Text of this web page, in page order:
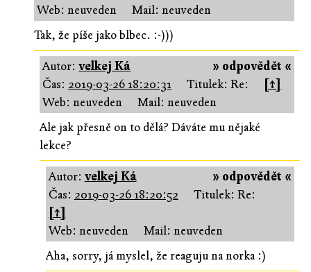
Web: neuveden
Mail: neuveden
Tak, že píše jako blbec. :-)))
» odpovědět «
Autor:velkej Ká
Čas: 2019-03-26 18:20:31 Titulek: Re:
[↑]
Web: neuveden
Mail: neuveden
Ale jak přesně on to dělá? Dáváte mu nějaké
lekce?
» odpovědět «
Autor: velkej Ká
Čas: 2019-03-26 18:20:52
Titulek: Re:
[↑]
Web: neuveden
Mail: neuveden
Aha, sorry, já myslel, že reaguju na norka :)